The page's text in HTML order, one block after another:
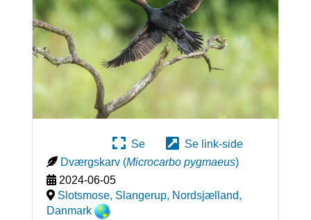
Se
Se link-side
Dværgskarv (Microcarbo pygmaeus)
2024-06-05
Slotsmose, Slangerup, Nordsjælland,
Danmark